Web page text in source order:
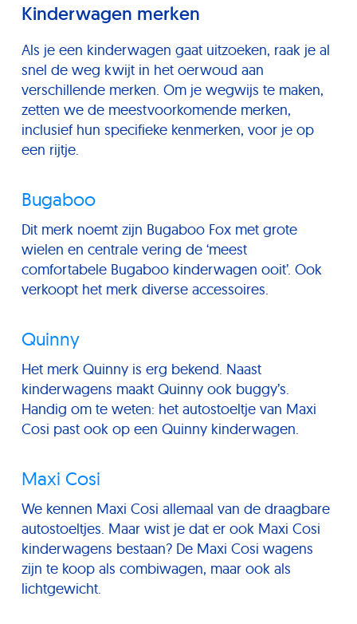
Kinderwagen merken
Als je een kinderwagen gaat uitzoeken, raak je al
snel de weg kwijt in het oerwoud aan
verschillende merken. Om je wegwijs te maken,
zetten we de meestvoorkomende merken,
inclusief hun specifieke kenmerken, voor je op
een rijtje.
Bugaboo
Dit merk noemt zijn Bugaboo Fox met grote
wielen en centrale vering de ‘meest
comfortabele Bugaboo kinderwagen ooit’. Ook
verkoopt het merk diverse accessoires.
Quinny
Het merk Quinny is erg bekend. Naast
kinderwagens maakt Quinny ook buggy’s.
Handig om te weten: het autostoeltje van Maxi
Cosi past ook op een Quinny kinderwagen.
Maxi Cosi
We kennen Maxi Cosi allemaal van de draagbare
autostoeltjes. Maar wist je dat er ook Maxi Cosi
kinderwagens bestaan? De Maxi Cosi wagens
zijn te koop als combiwagen, maar ook als
lichtgewicht.